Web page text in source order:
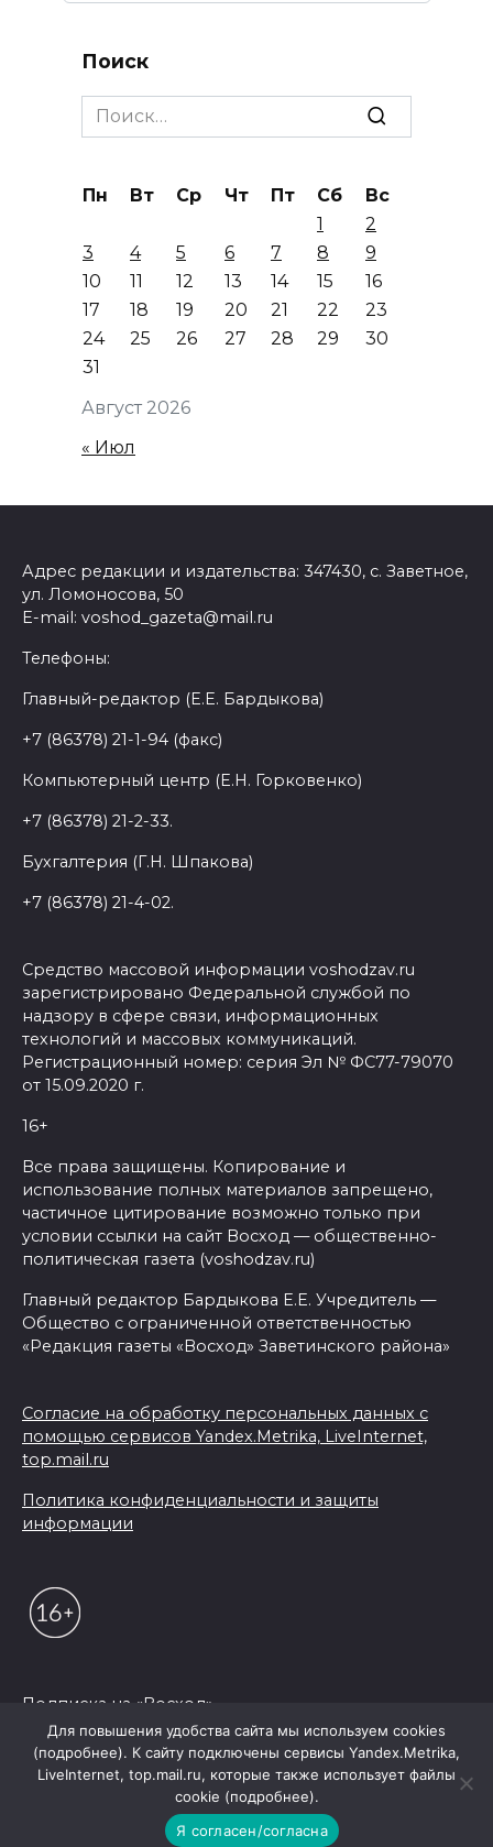
Поиск
Search
for:
Август 2026
Пн Вт Ср Чт Пт Сб
Вс
1
2
3
4 5 6 7 8
9
10
11 12 13 14 15
16
17
18 19 20 21 22
23
24
25 26 27 28 29
30
31
« Июл
Адрес редакции и издательства: 347430, с. Заветное,
ул. Ломоносова, 50
E-mail: voshod_gazeta@mail.ru
Телефоны:
Главный-редактор (Е.Е. Бардыкова)
+7 (86378) 21-1-94 (факс)
Компьютерный центр (Е.Н. Горковенко)
+7 (86378) 21-2-33.
Бухгалтерия (Г.Н. Шпакова)
+7 (86378) 21-4-02.
Средство массовой информации voshodzav.ru
зарегистрировано Федеральной службой по
надзору в сфере связи, информационных
технологий и массовых коммуникаций.
Регистрационный номер: серия Эл № ФС77-79070
от 15.09.2020 г.
16+
Все права защищены. Копирование и
использование полных материалов запрещено,
частичное цитирование возможно только при
условии ссылки на сайт Восход — общественно-
политическая газета (voshodzav.ru)
Главный редактор Бардыкова Е.Е. Учредитель —
Общество с ограниченной ответственностью
«Редакция газеты «Восход» Заветинского района»
Согласие на обработку персональных данных с
помощью сервисов Yandex.Metrika, LiveInternet,
top.mail.ru
Политика конфиденциальности и защиты
информации
Подписка на «Восход»
© 2026 Редакция "Восход"
Для повышения удобства сайта мы используем cookies
(подробнее). К сайту подключены сервисы Yandex.Metrika,
LiveInternet, top.mail.ru, которые также использует файлы
cookie (подробнее).
Я согласен/согласна